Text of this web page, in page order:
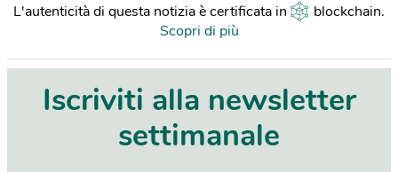
L'autenticità di questa notizia è certificata in blockchain.
Scopri di più
Iscriviti alla newsletter
settimanale